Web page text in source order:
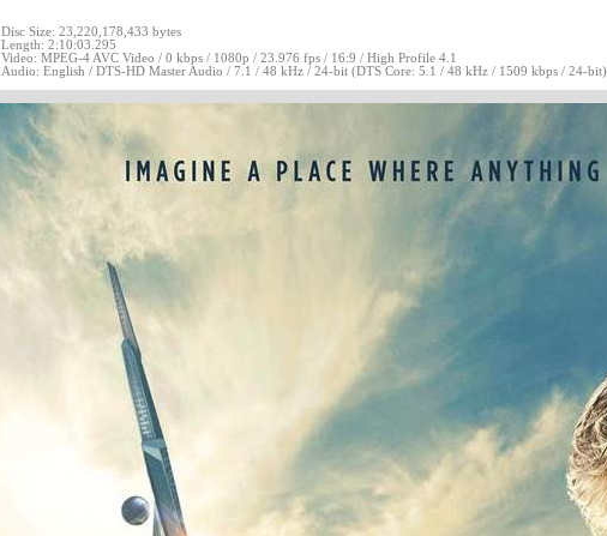
Disc Size: 23,220,178,433 bytes
Length: 2:10:03.295
Video: MPEG-4 AVC Video / 0 kbps / 1080p / 23.976 fps / 16:9 / High Profile 4.1
Audio: English / DTS-HD Master Audio / 7.1 / 48 kHz / 24-bit (DTS Core: 5.1 / 48 kHz / 1509 kbps / 24-bit)